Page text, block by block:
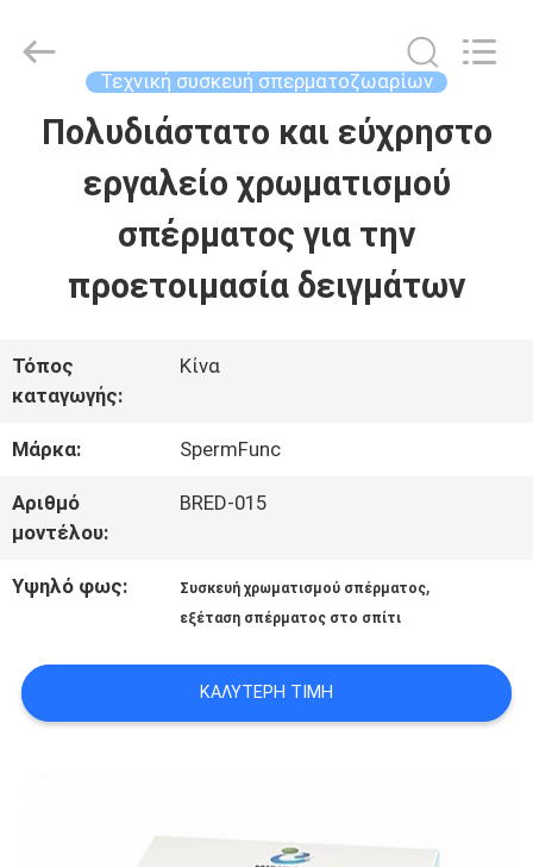
ΣΠΊΤΙ
ΠΡΟΪΌΝΤΑ
ΒΊΝΤΕΟ
ΠΕΡΊΠΟΥ
ΕΜΕΊΣ
ΓΎΡΟΣ
ΕΡΓΟΣΤΑΣΊΩΝ
ΠΟΙΟΤΙΚΌΣ
ΈΛΕΓΧΟΣ
Science
Τεχνική συσκευή σπερματοζωαρίων
Πολυδιάστατο και εύχρηστο
εργαλείο χρωματισμού
σπέρματος για την
προετοιμασία δειγμάτων
Τόπος
καταγωγής:
Κίνα
Μάρκα: SpermFunc
Αριθμό
μοντέλου:
BRED-015
Υψηλό φως: Συσκευή χρωματισμού σπέρματος,
εξέταση σπέρματος στο σπίτι
ΚΑΛΎΤΕΡΗ ΤΙΜΉ